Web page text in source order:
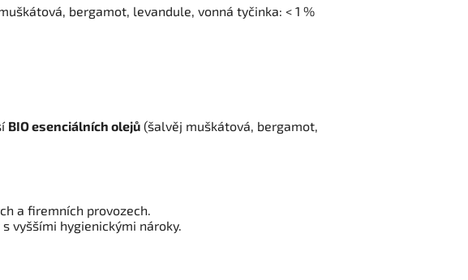
bergamot, levandule, vonná tyčinka: < 1 %
BIO esenciálních olejů (šalvěj muškátová, bergamot,
a firemních provozech.
vyššími hygienickými nároky.